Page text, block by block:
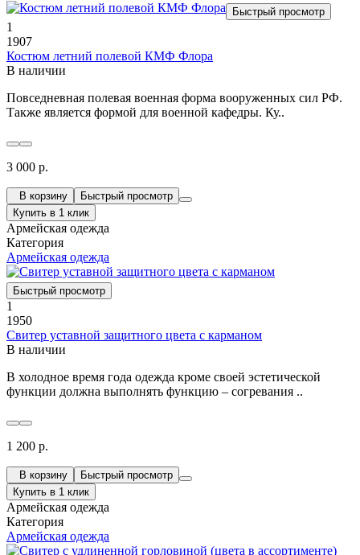
Быстрый просмотр
1
1907
Костюм летний полевой КМФ Флора
В наличии
Повседневная полевая военная форма вооруженных сил РФ.
Также является формой для военной кафедры. Ку..
3 000 р.
В корзину
Быстрый просмотр
Купить в 1 клик
Армейская одежда
Категория
Армейская одежда
Быстрый просмотр
1
1950
Свитер уставной защитного цвета с карманом
В наличии
В холодное время года одежда кроме своей эстетической
функции должна выполнять функцию – согревания ..
1 200 р.
В корзину
Быстрый просмотр
Купить в 1 клик
Армейская одежда
Категория
Армейская одежда